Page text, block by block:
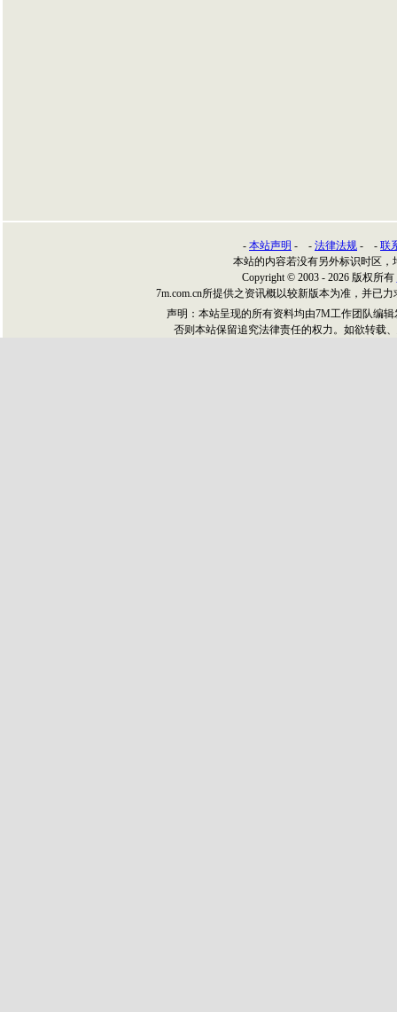
- 本站声明 - - 法律法规 - - 联
本站的内容若没有另外标识时区，
Copyright © 2003 - 2026 版权所有
7m.com.cn所提供之资讯概以较新版本为准，并已
声明：本站呈现的所有资料均由7M工作团队编
否则本站保留追究法律责任的权力。如欲转载